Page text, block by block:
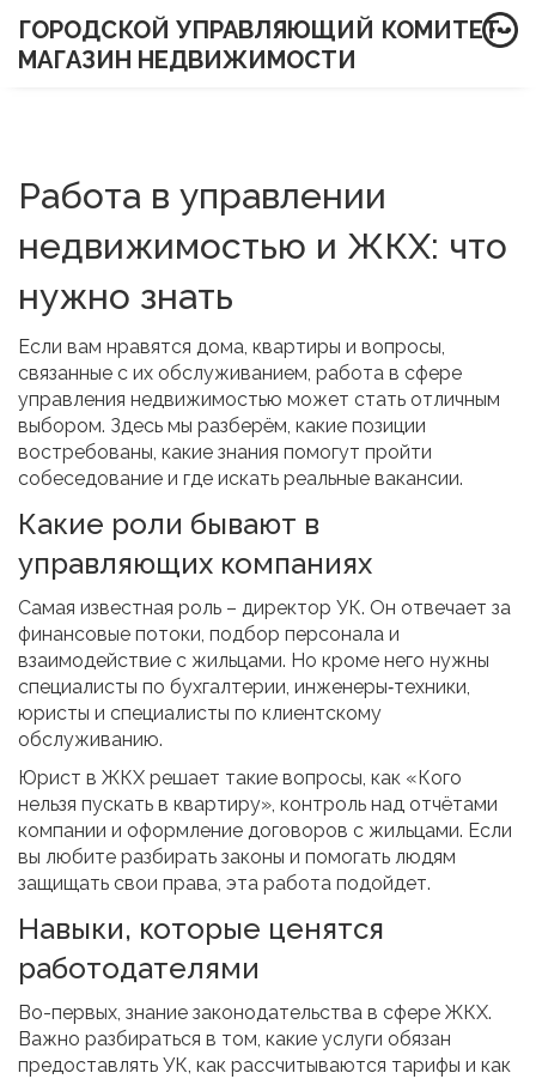
ГОРОДСКОЙ УПРАВЛЯЮЩИЙ КОМИТЕТ-
МАГАЗИН НЕДВИЖИМОСТИ
Работа в управлении
недвижимостью и ЖКХ: что
нужно знать
Если вам нравятся дома, квартиры и вопросы,
связанные с их обслуживанием, работа в сфере
управления недвижимостью может стать отличным
выбором. Здесь мы разберём, какие позиции
востребованы, какие знания помогут пройти
собеседование и где искать реальные вакансии.
Какие роли бывают в
управляющих компаниях
Самая известная роль – директор УК. Он отвечает за
финансовые потоки, подбор персонала и
взаимодействие с жильцами. Но кроме него нужны
специалисты по бухгалтерии, инженеры‑техники,
юристы и специалисты по клиентскому
обслуживанию.
Юрист в ЖКХ решает такие вопросы, как «Кого
нельзя пускать в квартиру», контроль над отчётами
компании и оформление договоров с жильцами. Если
вы любите разбирать законы и помогать людям
защищать свои права, эта работа подойдет.
Навыки, которые ценятся
работодателями
Во-первых, знание законодательства в сфере ЖКХ.
Важно разбираться в том, какие услуги обязан
предоставлять УК, как рассчитываются тарифы и как